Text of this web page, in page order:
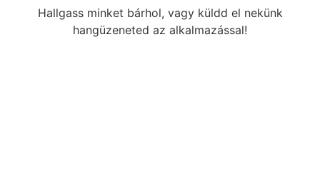
Hallgass minket bárhol, vagy küldd el nekünk
hangüzeneted az alkalmazással!